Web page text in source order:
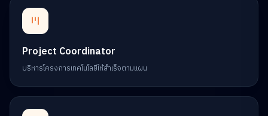
Project Coordinator
บริหารโครงการเทคโนโลยีให้สำเร็จตามแผน